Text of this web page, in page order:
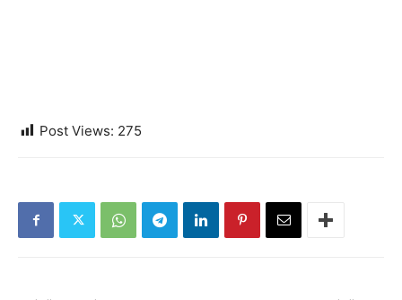
Post Views: 275